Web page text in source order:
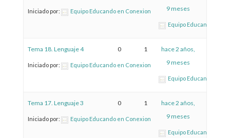
Iniciado por: Equipo Educando en Conexion
9 meses
Equipo Educando en
Tema 18. Lenguaje 4
Iniciado por: Equipo Educando en Conexion
0 1
hace 2 años,
9 meses
Equipo Educando en
Tema 17. Lenguaje 3
Iniciado por: Equipo Educando en Conexion
0 1
hace 2 años,
9 meses
Equipo Educando en